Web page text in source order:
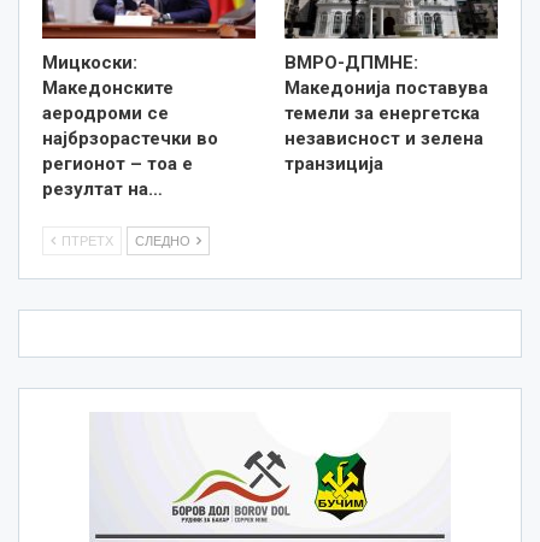
Мицкоски:
Македонските
аеродроми се
најбрзорастечки во
регионот – тоа е
резултат на…
ВМРО-ДПМНЕ:
Македонија поставува
темели за енергетска
независност и зелена
транзиција
ПТРЕТХ СЛЕДНО